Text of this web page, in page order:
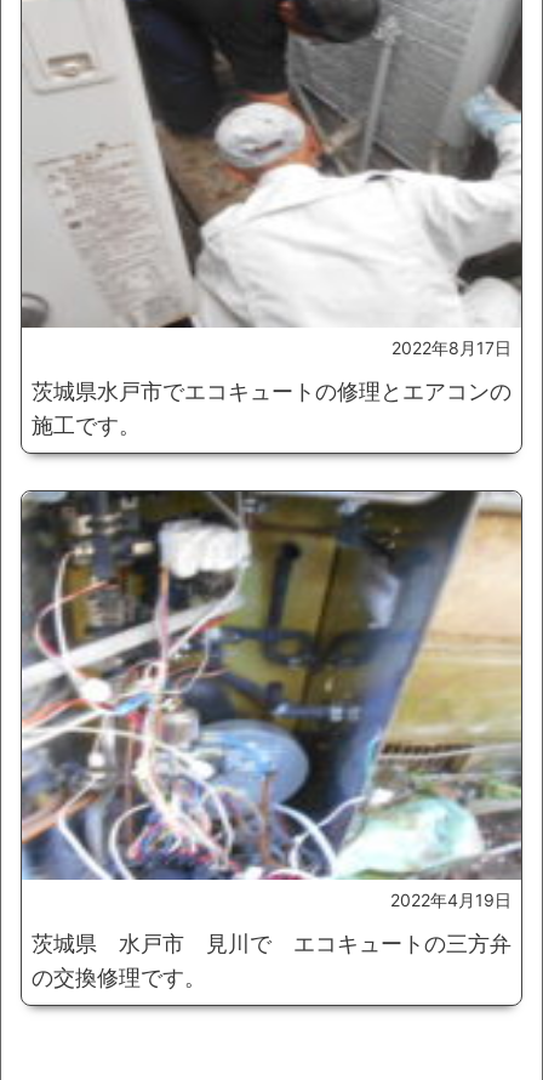
2022年8月17日
茨城県水戸市でエコキュートの修理とエアコンの
施工です。
2022年4月19日
茨城県 水戸市 見川で エコキュートの三方弁
の交換修理です。